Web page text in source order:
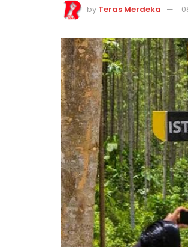
by Teras Merdeka